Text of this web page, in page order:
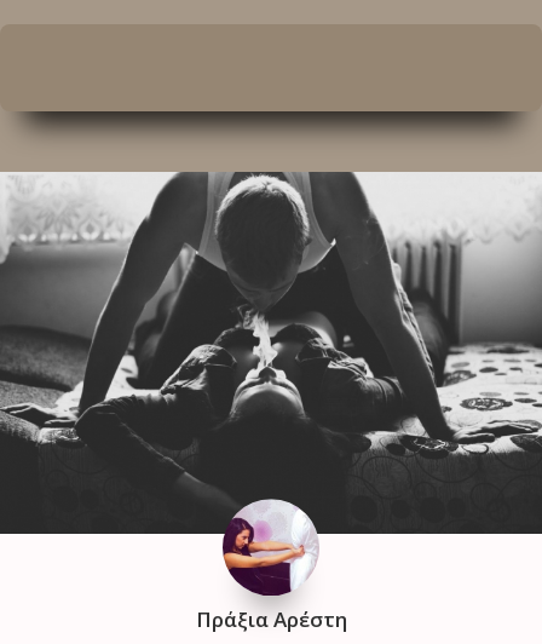
Πράξια Αρέστη